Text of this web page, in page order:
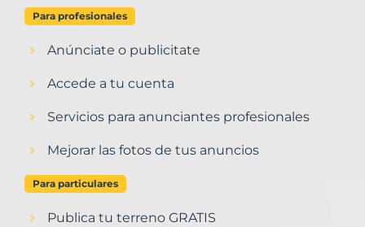
Para profesionales
Anúnciate o publicitate
Accede a tu cuenta
Servicios para anunciantes profesionales
Mejorar las fotos de tus anuncios
Para particulares
Publica tu terreno GRATIS